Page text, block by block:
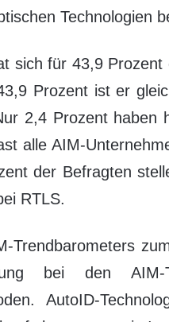
Technologien
sich für 43,9
Prozent ist er
2,4 Prozent haben
alle AIM-
der Befragten
RTLS.
Trendbarometers
bei den AIM-
AutoID-